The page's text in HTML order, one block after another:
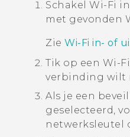
Schakel Wi‍-Fi
met gevonden
Zie Wi‍-Fi in- of
Tik op een Wi‍-Fi
verbinding wilt
Als je een
geselecteerd,
netwerksleutel